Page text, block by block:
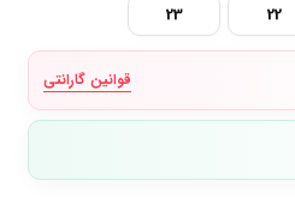
22
23
قوانین گارانتی